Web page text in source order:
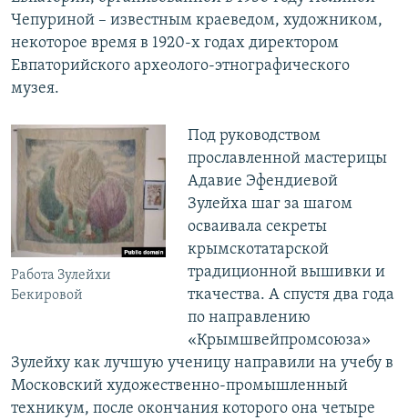
Чепуриной – известным краеведом, художником,
некоторое время в 1920-х годах директором
Евпаторийского археолого-этнографического
музея.
Работа Зулейхи
Бекировой
Под руководством
прославленной мастерицы
Адавие Эфендиевой
Зулейха шаг за шагом
осваивала секреты
крымскотатарской
традиционной вышивки и
ткачества. А спустя два года
по направлению
«Крымшвейпромсоюза»
Зулейху как лучшую ученицу направили на учебу в
Московский художественно-промышленный
техникум, после окончания которого она четыре